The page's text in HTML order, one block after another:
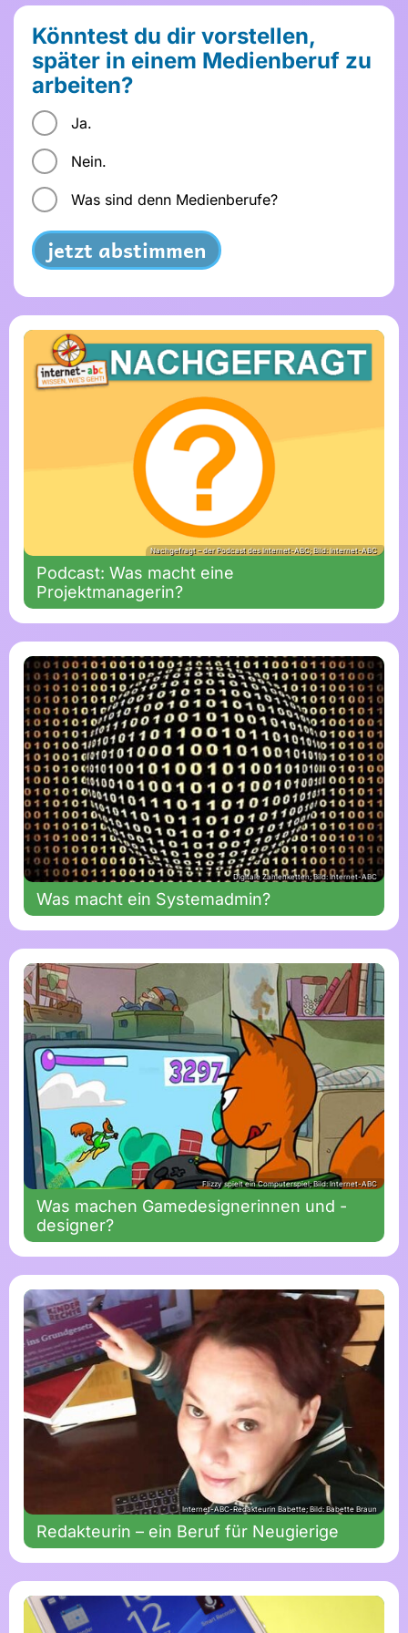
Könntest du dir vorstellen,
später in einem Medienberuf zu
arbeiten?
Ja.
Nein.
Was sind denn Medienberufe?
jetzt abstimmen
Nachgefragt – der Podcast des Internet-ABC; Bild: Internet-ABC
Podcast: Was macht eine
Projektmanagerin?
Digitale Zahlenketten; Bild: Internet-ABC
Was macht ein Systemadmin?
Flizzy spielt ein Computerspiel; Bild: Internet-ABC
Was machen Gamedesignerinnen und -
designer?
Internet-ABC-Redakteurin Babette; Bild: Babette Braun
Redakteurin – ein Beruf für Neugierige